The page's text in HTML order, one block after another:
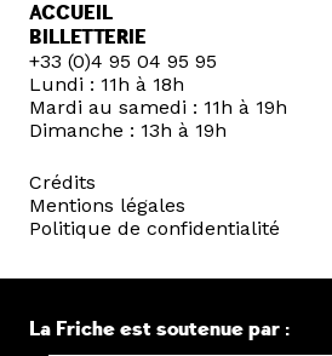
ACCUEIL
BILLETTERIE
+33 (0)4 95 04 95 95
Lundi : 11h à 18h
Mardi au samedi : 11h à 19h
Dimanche : 13h à 19h
Crédits
Mentions légales
Politique de confidentialité
La Friche est soutenue par :